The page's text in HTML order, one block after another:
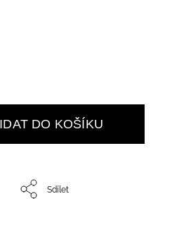
DO KOŠÍKU
Sdílet